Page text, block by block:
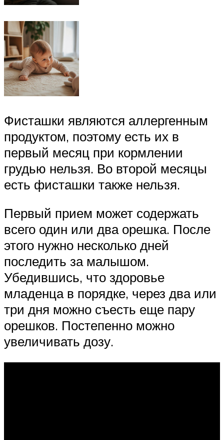
Фисташки являются аллергенным
продуктом, поэтому есть их в
первый месяц при кормлении
грудью нельзя. Во второй месяцы
есть фисташки также нельзя.
Первый прием может содержать
всего один или два орешка. После
этого нужно несколько дней
последить за малышом.
Убедившись, что здоровье
младенца в порядке, через два или
три дня можно съесть еще пару
орешков. Постепенно можно
увеличивать дозу.